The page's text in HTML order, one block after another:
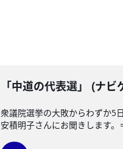
「中道の代表選」 (ナ
衆議院選挙の大敗からわずか5
安積明子さんにお聞きします。